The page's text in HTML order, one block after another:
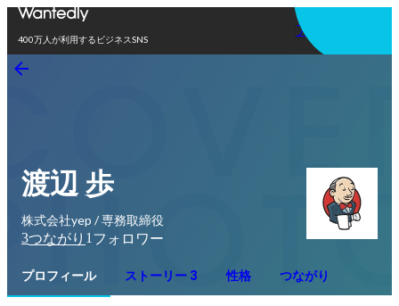
400万人が利用するビジネスSNS
アプリを使う
渡辺 歩
株式会社yep / 専務取締役
3つながり 1 フォロワー
プロフィール ストーリー 3 性格 つながり